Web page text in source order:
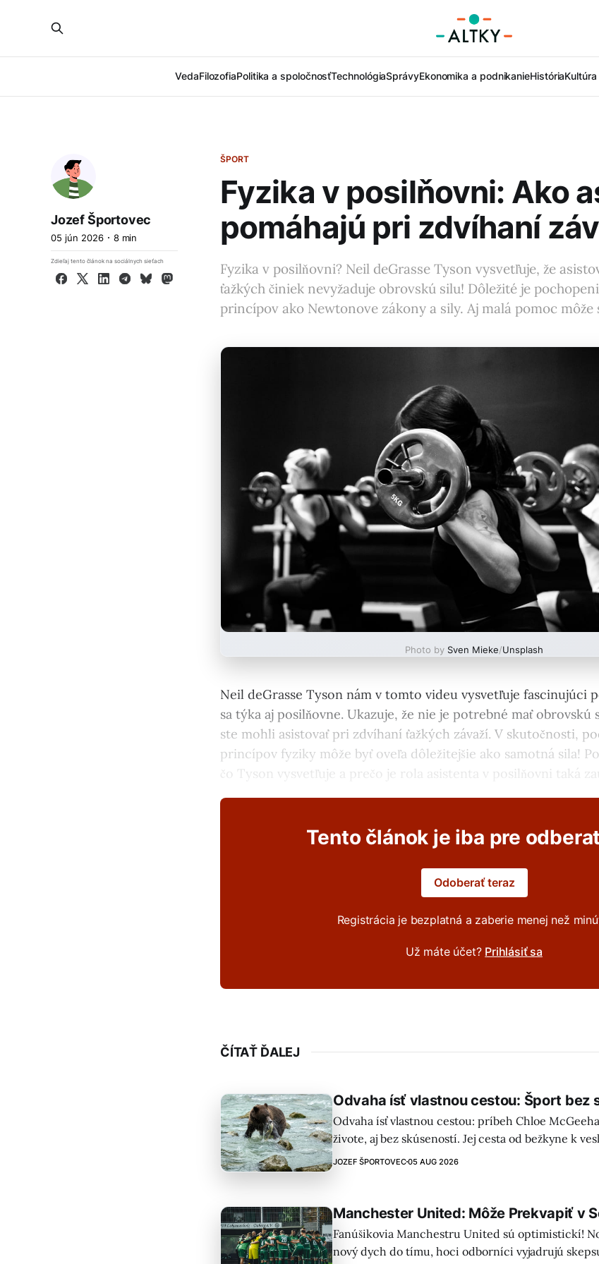
VedaFilozofiaPolitika a spoločnosťTechnológiaSprávyEkonomika a podnikanieHistória
ŠPORT
Fyzika v posilňovni: Ako
pomáhajú pri zdvíhaní
Fyzika v posilňovni? Neil deGrasse Tyson vysvetľuje, že
ťažkých činiek nevyžaduje obrovskú silu! Dôležité je
princípov ako Newtonove zákony a sily. Aj malá pomoc môže
Jozef Športovec
05 jún 2026 8 min
Zdieľaj tento článok na sociálnych sieťach
Facebook
X LinkedInTelegram
BlueskyMastodon
Photo by Sven Mieke/Unsplash
Neil deGrasse Tyson nám v tomto videu vysvetľuje fascinujúci
sa týka aj posilňovne. Ukazuje, že nie je potrebné mať obrovskú
ste mohli asistovať pri zdvíhaní ťažkých závaží. V skutočnosti,
princípov fyziky môže byť oveľa dôležitejšie ako samotná sila!
čo Tyson vysvetľuje a prečo je rola asistenta v posilňovni taká
Tento článok je iba pre
Odoberať teraz
Registrácia je bezplatná a zaberie menej než
Už máte účet? Prihlásiť sa
ČÍTAŤ ĎALEJ
Odvaha ísť vlastnou cestou: Šport bez
Odvaha ísť vlastnou cestou: príbeh Chloe
živote, aj bez skúseností. Jej cesta od bežkyne k
odolnosti, sebavedomia a adaptácie na nové výzvy.
JOZEF ŠPORTOVEC05 AUG 2026
Manchester United: Môže Prekvapiť v
Fanúšikovia Manchestru United sú optimistickí!
nový dych do tímu, hoci odborníci vyjadrujú